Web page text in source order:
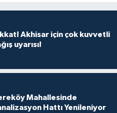
Akhisar için çok kuvvetli
uyarısı!
Mahallesinde
Hattı Yenileniyor